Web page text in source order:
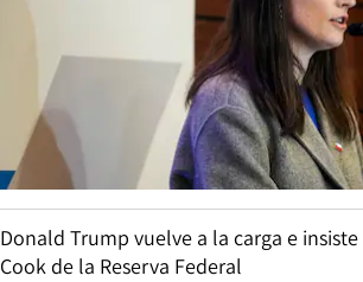
Donald Trump vuelve a la carga e insiste
Cook de la Reserva Federal